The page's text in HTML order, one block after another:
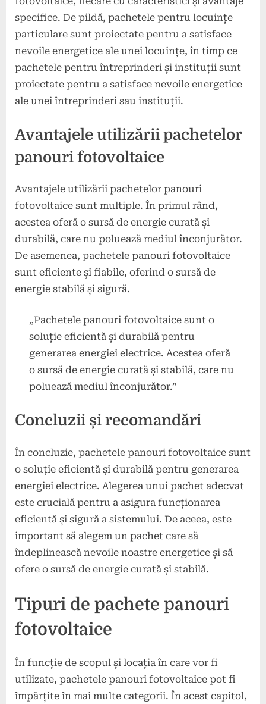
specifice. De pildă, pachetele pentru locuințe
particulare sunt proiectate pentru a satisface
nevoile energetice ale unei locuințe, în timp ce
pachetele pentru întreprinderi și instituții sunt
proiectate pentru a satisface nevoile energetice
ale unei întreprinderi sau instituții.
Avantajele utilizării pachetelor
panouri fotovoltaice
Avantajele utilizării pachetelor panouri
fotovoltaice sunt multiple. În primul rând,
acestea oferă o sursă de energie curată și
durabilă, care nu poluează mediul înconjurător.
De asemenea, pachetele panouri fotovoltaice
sunt eficiente și fiabile, oferind o sursă de
energie stabilă și sigură.
„Pachetele panouri fotovoltaice sunt o
soluție eficientă și durabilă pentru
generarea energiei electrice. Acestea oferă
o sursă de energie curată și stabilă, care nu
poluează mediul înconjurător.”
Concluzii și recomandări
În concluzie, pachetele panouri fotovoltaice sunt
o soluție eficientă și durabilă pentru generarea
energiei electrice. Alegerea unui pachet adecvat
este crucială pentru a asigura funcționarea
eficientă și sigură a sistemului. De aceea, este
important să alegem un pachet care să
îndeplinească nevoile noastre energetice și să
ofere o sursă de energie curată și stabilă.
Tipuri de pachete panouri
fotovoltaice
În funcție de scopul și locația în care vor fi
utilizate, pachetele panouri fotovoltaice pot fi
împărțite în mai multe categorii. În acest capitol,